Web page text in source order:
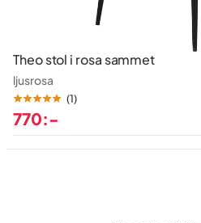
Theo stol i rosa sammet
ljusrosa
(1)
Pris
770:-